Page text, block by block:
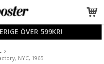
ÖVER 599KR!
NYC, 1965